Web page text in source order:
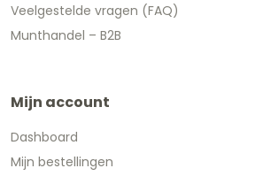
Veelgestelde vragen (FAQ)
Munthandel – B2B
Mijn account
Dashboard
Mijn bestellingen